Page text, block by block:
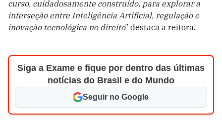
curso, cuidadosamente construído, para explorar a
interseção entre Inteligência Artificial, regulação e
inovação tecnológica no direito” destaca a reitora.
Siga a Exame e fique por dentro das últimas
notícias do Brasil e do Mundo
Seguir no Google